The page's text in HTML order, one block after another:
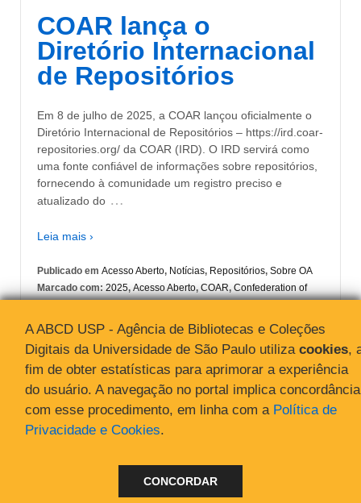
COAR lança o
Diretório Internacional
de Repositórios
Em 8 de julho de 2025, a COAR lançou oficialmente o
Diretório Internacional de Repositórios – https://ird.coar-
repositories.org/ da COAR (IRD). O IRD servirá como
uma fonte confiável de informações sobre repositórios,
fornecendo à comunidade um registro preciso e
atualizado do …
Leia mais ›
Publicado em Acesso Aberto, Notícias, Repositórios, Sobre OA
Marcado com: 2025, Acesso Aberto, COAR, Confederation of
Repositórios,Repositórios
A ABCD USP - Agência de Bibliotecas e Coleções
Digitais da Universidade de São Paulo utiliza cookies,
fim de obter estatísticas para aprimorar a experiência
do usuário. A navegação no portal implica concordância
com esse procedimento, em linha com a Política de
Privacidade e Cookies.
CONCORDAR